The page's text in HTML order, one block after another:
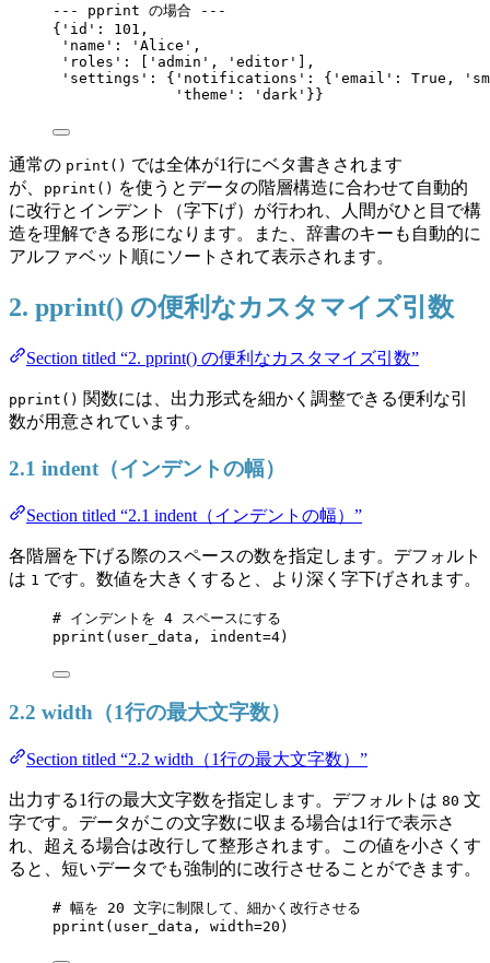
--- pprint の場合 ---
{'id': 101,
'name': 'Alice',
'roles': ['admin', 'editor'],
'settings': {'notifications': {'email': True,
'theme': 'dark'}}
通常の print() では全体が1行にベタ書きされます
が、
pprint() を使うとデータの階層構造に合わせて自動的
に改行とインデント（字下げ）が行われ、人間がひと目で構
造を理解できる形になります。また、辞書のキーも自動的に
アルファベット順にソートされて表示されます。
2. pprint() の便利なカスタマイズ引数
Section titled “2. pprint() の便利なカスタマイズ引数”
pprint() 関数には、出力形式を細かく調整できる便利な引
数が用意されています。
2.1 indent（インデントの幅）
Section titled “2.1 indent（インデントの幅）”
各階層を下げる際のスペースの数を指定します。デフォルト
は 1 です。数値を大きくすると、より深く字下げされます。
# インデントを 4 スペースにする
pprint ( user_data , indent=4)
2.2 width（1行の最大文字数）
Section titled “2.2 width（1行の最大文字数）”
出力する1行の最大文字数を指定します。デフォルトは 80 文
字です。データがこの文字数に収まる場合は1行で表示さ
れ、超える場合は改行して整形されます。この値を小さくす
ると、短いデータでも強制的に改行させることができます。
# 幅を 20 文字に制限して、細かく改行させる
pprint ( user_data , width=20 )